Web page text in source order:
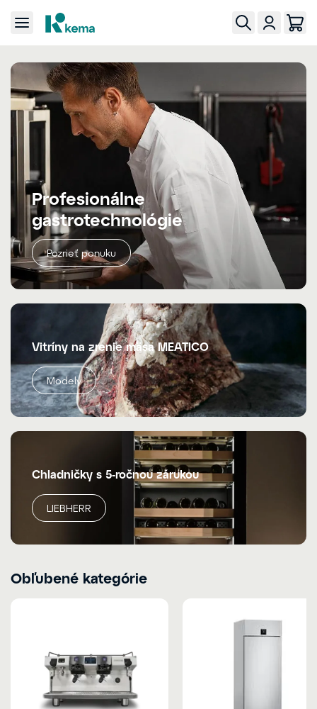
Profesionálne
gastrotechnológie
Pozrieť ponuku
Vitríny na zrenie mäsa MEATICO
Modely
Chladničky s 5-ročnou zárukou
LIEBHERR
Obľubené kategórie